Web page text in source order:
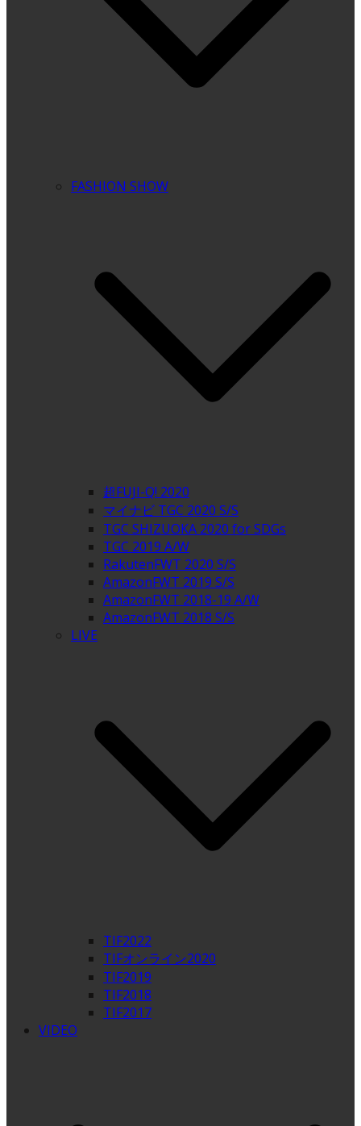
FASHION SHOW
超FUJI-Q! 2020
マイナビ TGC 2020 S/S
TGC SHIZUOKA 2020 for SDGs
TGC 2019 A/W
RakutenFWT 2020 S/S
AmazonFWT 2019 S/S
AmazonFWT 2018-19 A/W
AmazonFWT 2018 S/S
LIVE
TIF2022
TIFオンライン2020
TIF2019
TIF2018
TIF2017
VIDEO